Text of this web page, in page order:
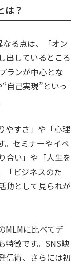
は？
る点は、「オン
出しているところ
ランが中心とな
自己実現”といっ
やすさ」や「心理
。セミナーやイベ
合い」や「人生を
「ビジネスのた
動として見られが
MLMに比べてデ
特徴です。SNS映
信術、さらには初